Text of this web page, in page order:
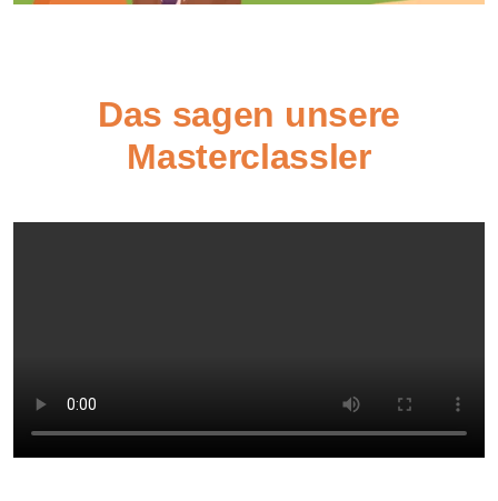
Das sagen unsere
Masterclassler